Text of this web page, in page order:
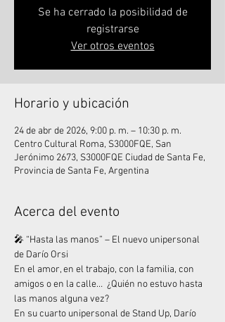
Se ha cerrado la posibilidad de
registrarse
Ver otros eventos
Horario y ubicación
24 de abr de 2026, 9:00 p. m. – 10:30 p. m.
Centro Cultural Roma, S3000FQE, San
Jerónimo 2673, S3000FQE Ciudad de Santa Fe,
Provincia de Santa Fe, Argentina
Acerca del evento
🎤 “Hasta las manos” – El nuevo unipersonal
de Darío Orsi
En el amor, en el trabajo, con la familia, con
amigos o en la calle…  ¿Quién no estuvo hasta
las manos alguna vez?
En su cuarto unipersonal de Stand Up, Darío